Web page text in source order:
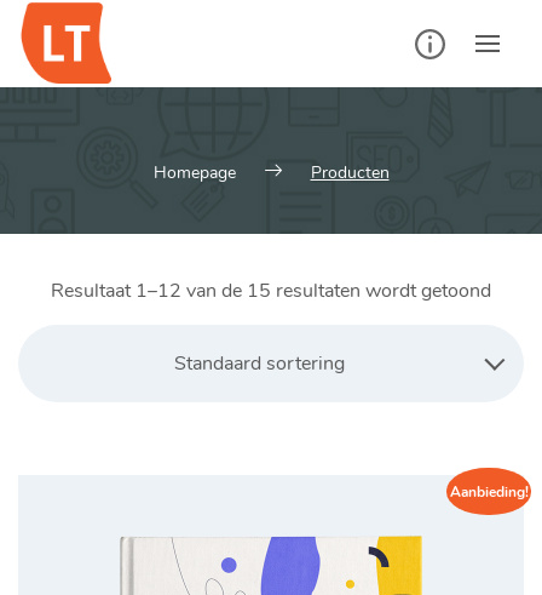
Skip
content
Homepage Producten
Resultaat 1–12 van de 15 resultaten wordt getoond
Standaard sortering
Aanbieding!